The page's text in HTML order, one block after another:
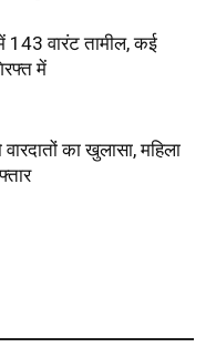
143 वारंट तामील, कई
में
का खुलासा, महिला